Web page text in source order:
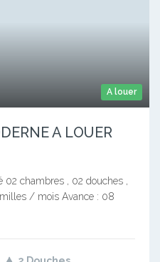
A louer
A LOUER
02 chambres , 02 douches ,
/ mois Avance : 08